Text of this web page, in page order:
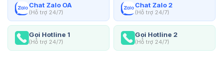
Chat Zalo OA
(Hỗ trợ 24/7)
Chat Zalo 2
(Hỗ trợ 24/7)
Gọi Hotline 1
(Hỗ trợ 24/7)
Gọi Hotline 2
(Hỗ trợ 24/7)